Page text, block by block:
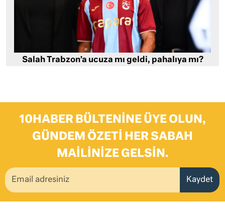
Salah Trabzon’a ucuza mı geldi, pahalıya mı?
10HABER BÜLTENINE ÜYE OLUN,
GÜNDEM ÖZETI HER SABAH
MAILINIZE GELSIN.
Kaydet